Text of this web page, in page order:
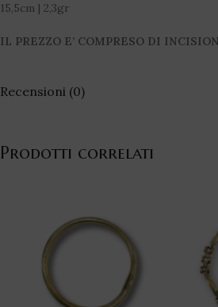
15,5cm | 2,3gr
IL PREZZO E’ COMPRESO DI
Recensioni (0)
Prodotti correlati